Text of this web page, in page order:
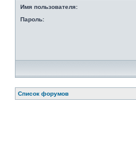
Имя пользователя:
Пароль:
Список форумов